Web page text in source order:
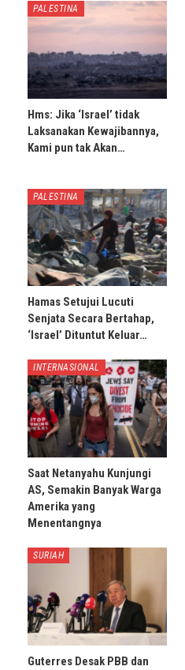
PALESTINA
Hms: Jika ‘Israel’ tidak
Laksanakan Kewajibannya,
Kami pun tak Akan…
PALESTINA
Hamas Setujui Lucuti
Senjata Secara Bertahap,
‘Israel’ Dituntut Keluar…
INTERNASIONAL
Saat Netanyahu Kunjungi
AS, Semakin Banyak Warga
Amerika yang
Menentangnya
SURIAH
Guterres Desak PBB dan